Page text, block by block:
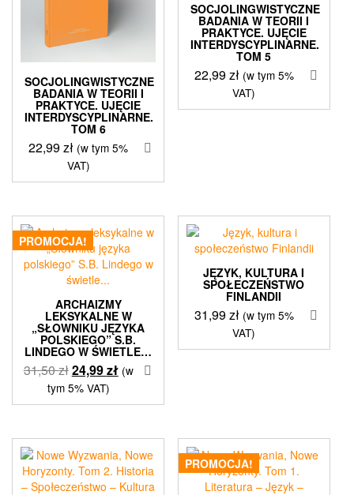
SOCJOLINGWISTYCZNE
BADANIA W TEORII I
PRAKTYCE. UJĘCIE
INTERDYSCYPLINARNE.
TOM 6
22,99zł (w tym 5%
VAT)
SOCJOLINGWISTYCZNE
BADANIA W TEORII I
PRAKTYCE. UJĘCIE
INTERDYSCYPLINARNE.
TOM 5
22,99zł (w tym 5%
VAT)
PROMOCJA!
ARCHAIZMY
LEKSYKALNE W
„SŁOWNIKU JĘZYKA
POLSKIEGO” S.B.
LINDEGO W ŚWIETLE…
31,50złPierwotna
cena
wynosiła:
24,99złAktualna
wynosi:
(w
tym 5% VAT)
JĘZYK, KULTURA I
SPOŁECZEŃSTWO
FINLANDII
31,99zł (w tym 5%
VAT)
PROMOCJA!